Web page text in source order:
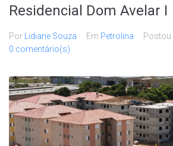
Residencial Dom Avelar I
Por Lidiane Souza Em Petrolina Postou
0 comentário(s)